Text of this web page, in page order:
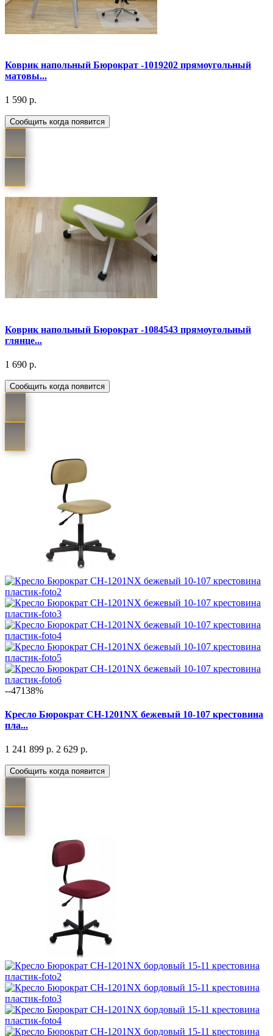
Коврик напольный Бюрократ -1019202 прямоугольный
матовы...
1 590 р.
Сообщить когда появится
Коврик напольный Бюрократ -1084543 прямоугольный
глянце...
1 690 р.
Сообщить когда появится
--47138%
Кресло Бюрократ CH-1201NX бежевый 10-107 крестовина
пла...
1 241 899 р. 2 629 р.
Сообщить когда появится